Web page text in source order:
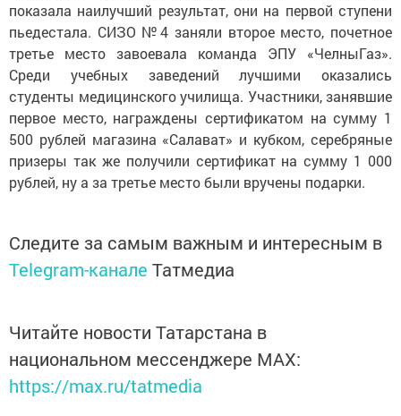
показала наилучший результат, они на первой ступени
пьедестала. СИЗО №4 заняли второе место, почетное
третье место завоевала команда ЭПУ «ЧелныГаз».
Среди учебных заведений лучшими оказались
студенты медицинского училища. Участники, занявшие
первое место, награждены сертификатом на сумму 1
500 рублей магазина «Салават» и кубком, серебряные
призеры так же получили сертификат на сумму 1 000
рублей, ну а за третье место были вручены подарки.
Следите за самым важным и интересным в
Telegram-канале Татмедиа
Читайте новости Татарстана в
национальном мессенджере MАХ:
https://max.ru/tatmedia